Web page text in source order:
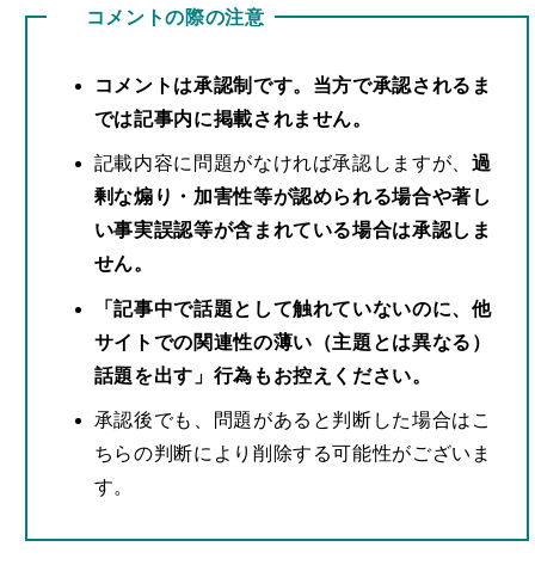
コメントの際の注意
コメントは承認制です。当方で承認されるま
では記事内に掲載されません。
記載内容に問題がなければ承認しますが、 過
剰な煽り・加害性等が認められる場合や著し
い事実誤認等が含まれている場合は承認しま
せん。
「記事中で話題として触れていないのに、他
サイトでの関連性の薄い（主題とは異なる）
話題を出す」行為もお控えください。
承認後でも、問題があると判断した場合はこ
ちらの判断により削除する可能性がございま
す。